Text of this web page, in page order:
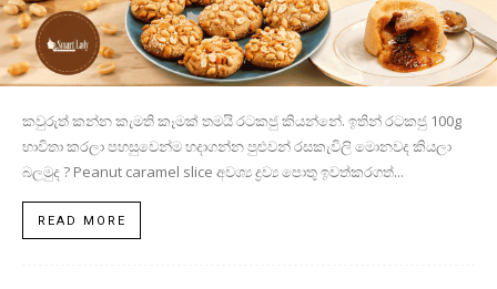
කවුරුත් කන්න කැමති කෑමක් තමයි රටකජු කියන්නේ. ඉතින් රටකජු 100g
භාවිතා කරලා පහසුවෙන්ම හදාගන්න පුළුවන් රසකැවිලි මොනවද කියලා
බලමුද ? Peanut caramel slice අවශ්‍ය ද්‍රව්‍ය පොතු ඉවත්කරගත්...
READ MORE